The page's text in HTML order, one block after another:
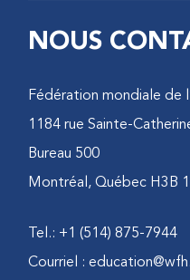
NOUS
Fédération mondiale de
1184 rue Sainte-
Bureau 500
Montréal, Québec H3B
Tel.: +1 (514) 875-7944
Courriel :